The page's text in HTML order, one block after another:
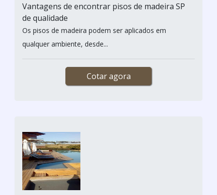
Vantagens de encontrar pisos de madeira SP
de qualidade
Os pisos de madeira podem ser aplicados em
qualquer ambiente, desde...
Cotar agora